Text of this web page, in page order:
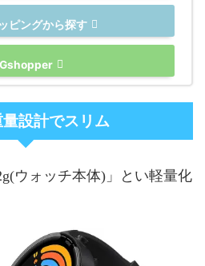
ピングから探す
Gshopper
設計でスリム
ウォッチ本体)」とい軽量化